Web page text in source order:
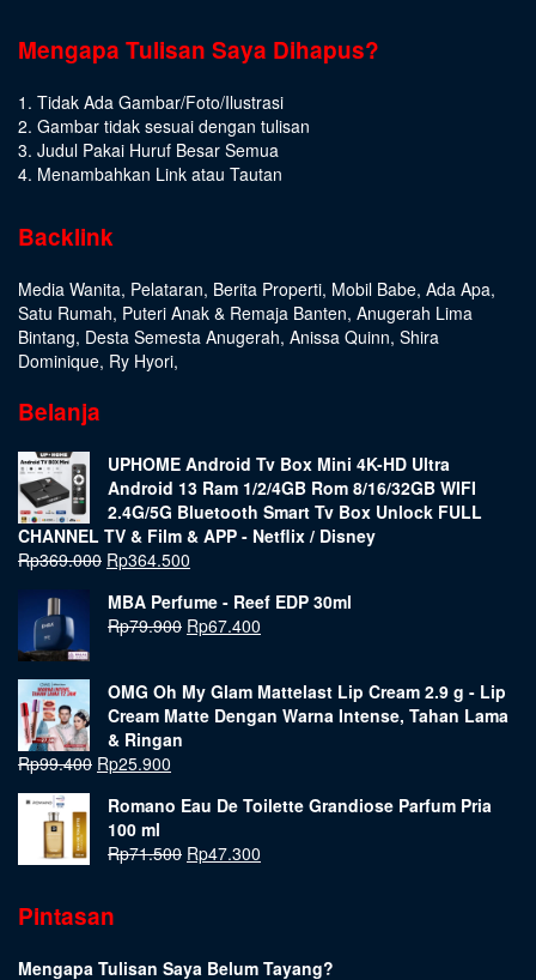
Mengapa Tulisan Saya Dihapus?
1. Tidak Ada Gambar/Foto/Ilustrasi
2. Gambar tidak sesuai dengan tulisan
3. Judul Pakai Huruf Besar Semua
4. Menambahkan Link atau Tautan
Backlink
Media Wanita, Pelataran, Berita Properti, Mobil Babe, Ada Apa,
Satu Rumah, Puteri Anak & Remaja Banten, Anugerah Lima
Bintang, Desta Semesta Anugerah, Anissa Quinn, Shira
Dominique, Ry Hyori,
Belanja
UPHOME Android Tv Box Mini 4K-HD Ultra
Android 13 Ram 1/2/4GB Rom 8/16/32GB WIFI
2.4G/5G Bluetooth Smart Tv Box Unlock FULL
CHANNEL TV & Film & APP - Netflix / Disney
Rp369.000 Rp364.500
MBA Perfume - Reef EDP 30ml
Rp79.900 Rp67.400
OMG Oh My Glam Mattelast Lip Cream 2.9 g - Lip
Cream Matte Dengan Warna Intense, Tahan Lama
& Ringan
Rp99.400 Rp25.900
Romano Eau De Toilette Grandiose Parfum Pria
100 ml
Rp71.500 Rp47.300
Pintasan
Mengapa Tulisan Saya Belum Tayang?